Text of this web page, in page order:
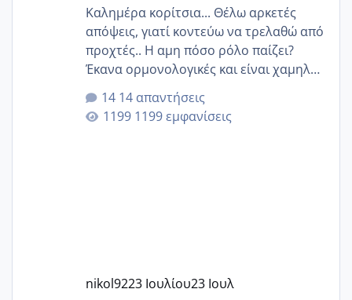
Καλημέρα κορίτσια... Θέλω αρκετές
απόψεις, γιατί κοντεύω να τρελαθώ από
προχτές.. Η αμη πόσο ρόλο παίζει?
Έκανα ορμονολογικές και είναι χαμηλή
για την ηλικία μου.. Είχα ήδη μια
εγκυμοσύνη, που έπρεπε να τερματιστεί
στην 27η εβδομάδα και προσπαθώ 7
14 απαντήσεις
1199 εμφανίσεις
nikol9223 Ιουλίου23 Ιουλ